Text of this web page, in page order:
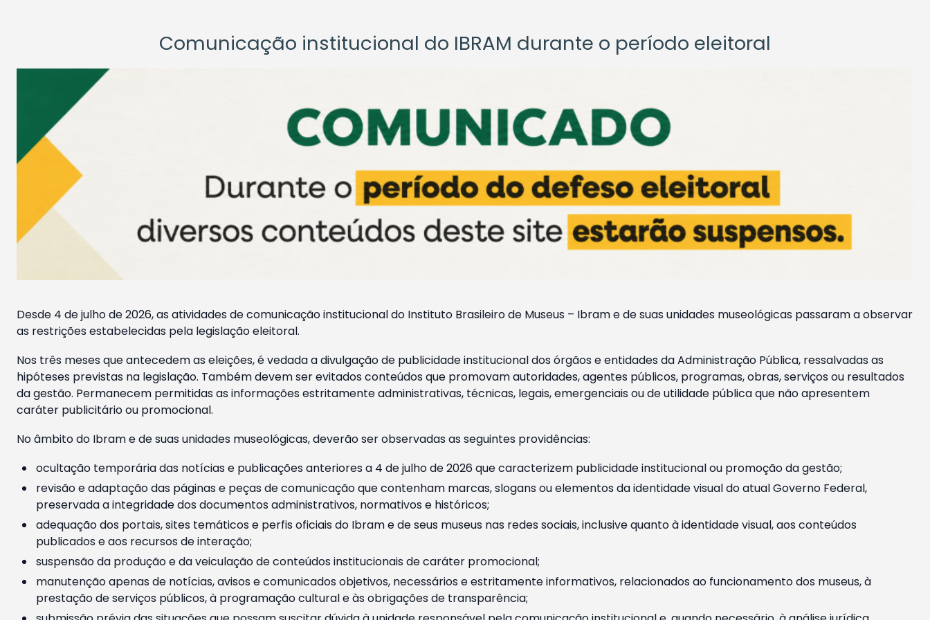
Comunicação institucional do IBRAM durante o período eleitoral
Desde 4 de julho de 2026, as atividades de comunicação institucional do Instituto Brasileiro de Museus – Ibram e de suas unidades museológicas passaram a observar
as restrições estabelecidas pela legislação eleitoral.
Nos três meses que antecedem as eleições, é vedada a divulgação de publicidade institucional dos órgãos e entidades da Administração Pública, ressalvadas as
hipóteses previstas na legislação. Também devem ser evitados conteúdos que promovam autoridades, agentes públicos, programas, obras, serviços ou resultados
da gestão. Permanecem permitidas as informações estritamente administrativas, técnicas, legais, emergenciais ou de utilidade pública que não apresentem
caráter publicitário ou promocional.
No âmbito do Ibram e de suas unidades museológicas, deverão ser observadas as seguintes providências:
ocultação temporária das notícias e publicações anteriores a 4 de julho de 2026 que caracterizem publicidade institucional ou promoção da gestão;
revisão e adaptação das páginas e peças de comunicação que contenham marcas, slogans ou elementos da identidade visual do atual Governo Federal,
preservada a integridade dos documentos administrativos, normativos e históricos;
adequação dos portais, sites temáticos e perfis oficiais do Ibram e de seus museus nas redes sociais, inclusive quanto à identidade visual, aos conteúdos
publicados e aos recursos de interação;
suspensão da produção e da veiculação de conteúdos institucionais de caráter promocional;
manutenção apenas de notícias, avisos e comunicados objetivos, necessários e estritamente informativos, relacionados ao funcionamento dos museus, à
prestação de serviços públicos, à programação cultural e às obrigações de transparência;